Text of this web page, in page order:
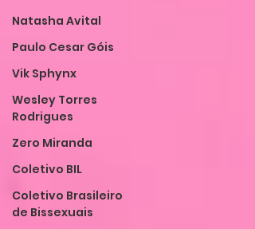
Natasha Avital
Paulo Cesar Góis
Vik Sphynx
Wesley Torres
Rodrigues
Zero Miranda
Coletivo BIL
Coletivo Brasileiro
de Bissexuais